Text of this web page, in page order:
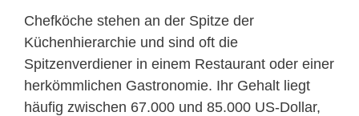
Chefköche stehen an der Spitze der
Küchenhierarchie und sind oft die
Spitzenverdiener in einem Restaurant oder einer
herkömmlichen Gastronomie. Ihr Gehalt liegt
häufig zwischen 67.000 und 85.000 US-Dollar,